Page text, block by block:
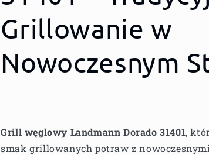
Grillowanie w
Nowoczesnym
Grill węglowy Landmann Dorado 31401,
smak grillowanych potraw z